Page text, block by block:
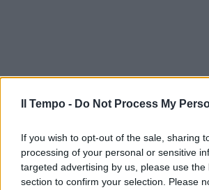
Il Tempo - Do Not Process My
If you wish to opt-out of the sale, sharing
processing of your personal or sensitive
targeted advertising by us, please use the
section to confirm your selection. Please